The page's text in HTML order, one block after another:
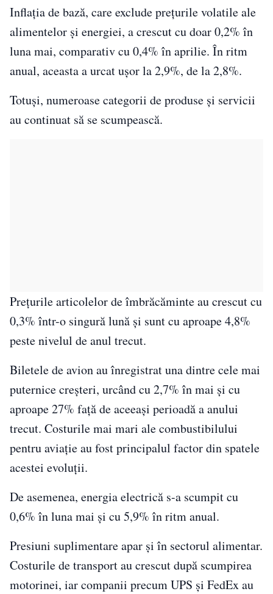
Inflația de bază, care exclude prețurile volatile ale
alimentelor și energiei, a crescut cu doar 0,2% în
luna mai, comparativ cu 0,4% în aprilie. În ritm
anual, aceasta a urcat ușor la 2,9%, de la 2,8%.
Totuși, numeroase categorii de produse și servicii
au continuat să se scumpească.
Prețurile articolelor de îmbrăcăminte au crescut cu
0,3% într-o singură lună și sunt cu aproape 4,8%
peste nivelul de anul trecut.
Biletele de avion au înregistrat una dintre cele mai
puternice creșteri, urcând cu 2,7% în mai și cu
aproape 27% față de aceeași perioadă a anului
trecut. Costurile mai mari ale combustibilului
pentru aviație au fost principalul factor din spatele
acestei evoluții.
De asemenea, energia electrică s-a scumpit cu
0,6% în luna mai și cu 5,9% în ritm anual.
Presiuni suplimentare apar și în sectorul alimentar.
Costurile de transport au crescut după scumpirea
motorinei, iar companii precum UPS și FedEx au